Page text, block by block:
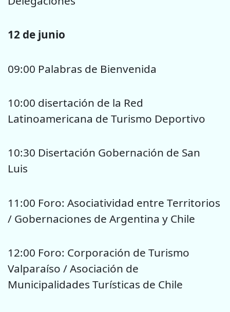
12 de junio
09:00 Palabras de Bienvenida
10:00 disertación de la Red
Latinoamericana de Turismo Deportivo
10:30 Disertación Gobernación de San
Luis
11:00 Foro: Asociatividad entre Territorios
/ Gobernaciones de Argentina y Chile
12:00 Foro: Corporación de Turismo
Valparaíso / Asociación de
Municipalidades Turísticas de Chile